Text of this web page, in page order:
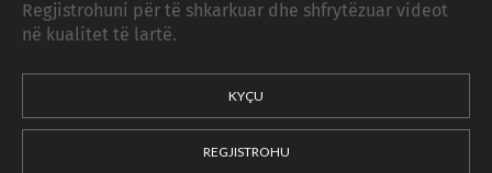
Regjistrohuni për të shkarkuar dhe shfrytëzuar videot
në kualitet të lartë.
KYÇU
REGJISTROHU